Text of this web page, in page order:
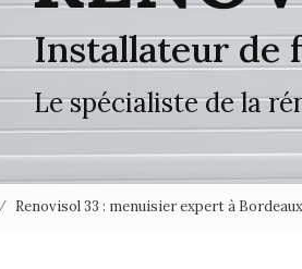
Installateur de
Le spécialiste de la
Renovisol 33 : menuisier expert à Bordeaux